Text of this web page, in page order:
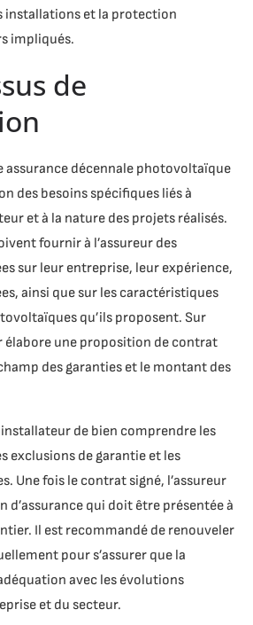
installations et la protection
impliqués.
de
assurance décennale photovoltaïque
des besoins spécifiques liés à
et à la nature des projets réalisés.
fournir à l’assureur des
sur leur entreprise, leur expérience,
ainsi que sur les caractéristiques
qu’ils proposent. Sur
élabore une proposition de contrat
des garanties et le montant des
de bien comprendre les
exclusions de garantie et les
Une fois le contrat signé, l’assureur
d’assurance qui doit être présentée à
Il est recommandé de renouveler
pour s’assurer que la
avec les évolutions
et du secteur.